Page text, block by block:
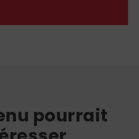
pourrait